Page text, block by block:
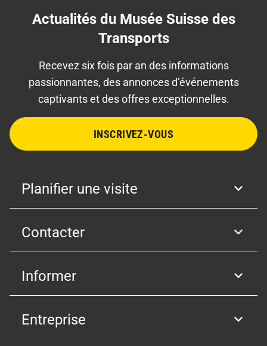
Actualités du Musée Suisse des
Transports
Recevez six fois par an des informations
passionnantes, des annonces d’événements
captivants et des offres exceptionnelles.
INSCRIVEZ-VOUS
Planifier une visite
Contacter
Informer
Entreprise